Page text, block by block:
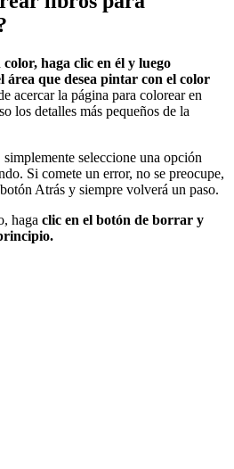
haga clic en él y luego
área que desea pintar con el color
acercar la página para colorear en
los detalles más pequeños de la
simplemente seleccione una opción
Si comete un error, no se preocupe,
Atrás y siempre volverá un paso.
haga clic en el botón de borrar y